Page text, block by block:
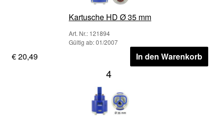
Kartusche HD Ø 35 mm
Art. Nr.: 121894
Gültig ab: 01/2007
€ 20,49 In den Warenkorb
4